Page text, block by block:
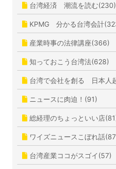
台湾経済 潮流を読む(230)
KPMG 分かる台湾会計
産業時事の法律講座(366)
知っておこう台湾法(628)
台湾で会社を創る 日本人
ニュースに肉迫！(91)
総経理のちょっといい店
ワイズニュースこぼれ話
台湾産業ココがスゴイ(57)